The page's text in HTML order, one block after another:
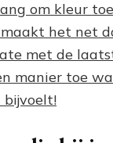
om kleur
het net
met de
manier toe
bijvoelt!